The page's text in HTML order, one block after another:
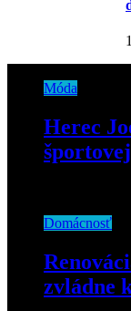
Móda
Herec
Domácnosť
zvládne